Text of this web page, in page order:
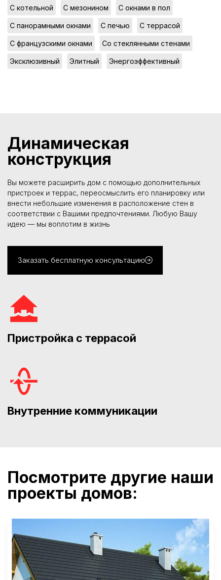
С котельной С мезонином С окнами в пол
С панорамными окнами С печью С террасой
С французскими окнами Со стеклянными стенами
Эксклюзивный Элитный Энергоэффективный
Динамическая
конструкция
Вы можете расширить дом с помощью дополнительных
пристроек и террас, переосмыслить его планировку или
внести небольшие изменения в расположение стен в
соответствии с Вашими предпочтениями. Любую Вашу
идею — мы воплотим в жизнь
Заказать бесплатную консультацию
Пристройка с террасой
Внутренние коммуникации
Посмотрите другие наши
проекты домов: